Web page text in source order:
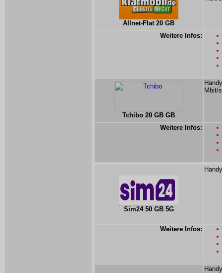
Allnet-Flat 20 GB
Weitere Infos:
Tchibo 20 GB GB
Mbit/s
Weitere Infos:
Sim24 50 GB 5G
Weitere Infos: